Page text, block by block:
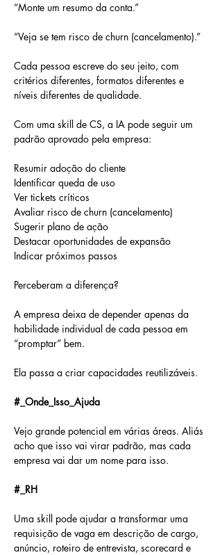
“Monte um resumo da conta.”
“Veja se tem risco de churn (cancelamento).”
Cada pessoa escreve do seu jeito, com
critérios diferentes, formatos diferentes e
níveis diferentes de qualidade.
Com uma skill de CS, a IA pode seguir um
padrão aprovado pela empresa:
Resumir adoção do cliente
Identificar queda de uso
Ver tickets críticos
Avaliar risco de churn (cancelamento)
Sugerir plano de ação
Destacar oportunidades de expansão
Indicar próximos passos
Perceberam a diferença?
A empresa deixa de depender apenas da
habilidade individual de cada pessoa em
“promptar” bem.
Ela passa a criar capacidades reutilizáveis.
#_Onde_Isso_Ajuda
Vejo grande potencial em várias áreas. Aliás
acho que isso vai virar padrão, mas cada
empresa vai dar um nome para isso.
#_RH
Uma skill pode ajudar a transformar uma
requisição de vaga em descrição de cargo,
anúncio, roteiro de entrevista, scorecard e